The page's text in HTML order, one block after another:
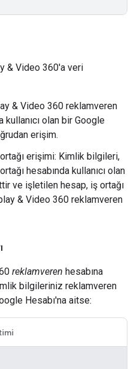
& Video 360'a veri
& Video 360 reklamveren
kullanıcı olan bir Google
erişim.
erişimi: Kimlik bilgileri,
hesabında kullanıcı olan
ve işletilen hesap, iş ortağı
& Video 360 reklamveren
reklamveren hesabına
bilgileriniz reklamveren
Hesabı'na aitse: